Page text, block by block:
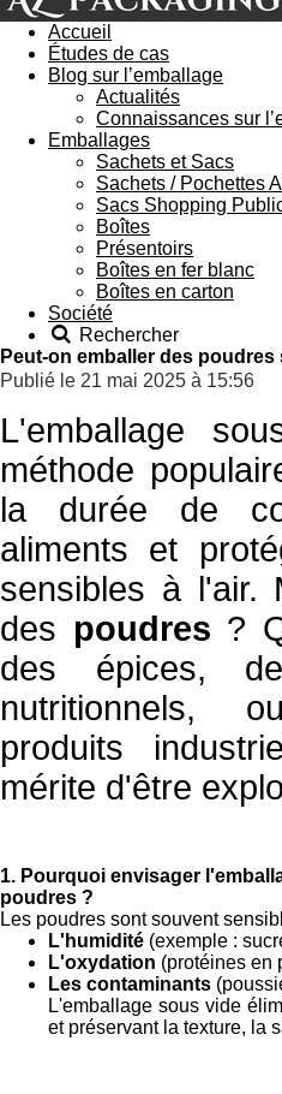
Accueil
Études de cas
Blog sur l’emballage
Actualités
Connaissances sur
Emballages
Sachets et Sacs
Sachets / Pochettes
Sacs Shopping
Boîtes
Présentoirs
Boîtes en fer blanc
Boîtes en carton
Société
Rechercher
Peut-on emballer des
Publié le 21 mai 2025 à 15:56
L'emballage
méthode
la durée de
aliments et
sensibles à l'air.
des poudres ?
des épices,
nutritionnels,
produits
mérite d'être
1. Pourquoi envisager
poudres ?
Les poudres sont souvent
L'humidité (exemple :
L'oxydation (protéines en
Les contaminants
L'emballage sous vide
et préservant la texture, la